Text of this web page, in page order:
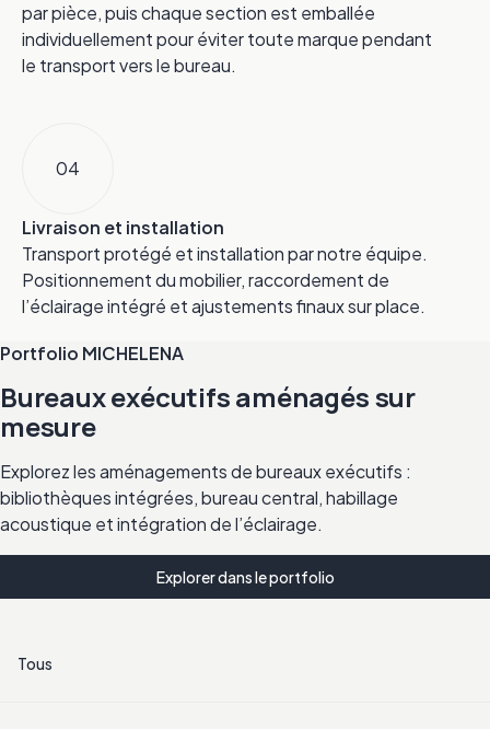
par pièce, puis chaque section est emballée
individuellement pour éviter toute marque pendant
le transport vers le bureau.
04
Livraison et installation
Transport protégé et installation par notre équipe.
Positionnement du mobilier, raccordement de
l’éclairage intégré et ajustements finaux sur place.
Portfolio MICHELENA
Bureaux exécutifs aménagés sur
mesure
Explorez les aménagements de bureaux exécutifs :
bibliothèques intégrées, bureau central, habillage
acoustique et intégration de l’éclairage.
Explorer dans le portfolio
Tous